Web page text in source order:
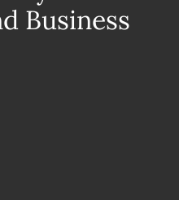
Business